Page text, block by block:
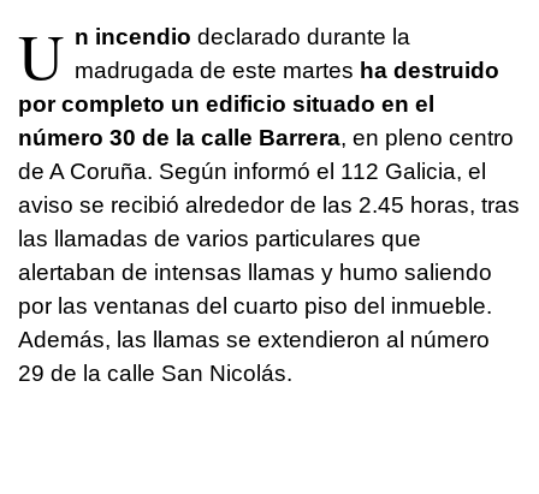
U n incendio declarado durante la
madrugada de este martes ha destruido
por completo un edificio situado en el
número 30 de la calle Barrera, en pleno centro
de A Coruña. Según informó el 112 Galicia, el
aviso se recibió alrededor de las 2.45 horas, tras
las llamadas de varios particulares que
alertaban de intensas llamas y humo saliendo
por las ventanas del cuarto piso del inmueble.
Además, las llamas se extendieron al número
29 de la calle San Nicolás.